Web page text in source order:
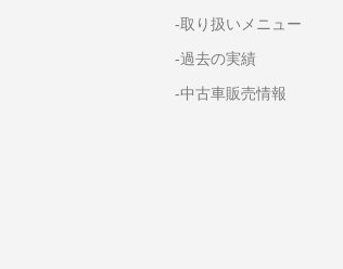
-取り扱いメニュー
-過去の実績
-中古車販売情報